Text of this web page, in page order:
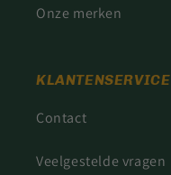
Onze merken
KLANTENSERVICE
Contact
Veelgestelde vragen